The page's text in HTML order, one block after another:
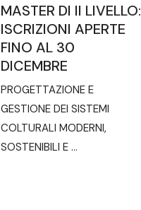
MASTER DI II LIVELLO:
ISCRIZIONI APERTE
FINO AL 30
DICEMBRE
PROGETTAZIONE E
GESTIONE DEI SISTEMI
COLTURALI MODERNI,
SOSTENIBILI E ...